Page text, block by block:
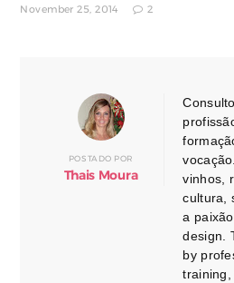
November 25, 2014 2
POSTADO POR
Thais Moura
vinhos,
cultura,
a
design.
by